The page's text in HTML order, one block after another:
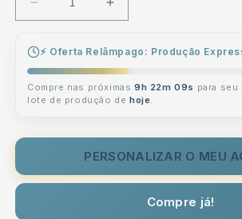
Diminuir
a
quantidade
de
Samba
Canção
Vermelho
e
Aumentar
a
de
Samba
Canção
Vermelho
Fotos
e
Corações
Presente
⚡ Oferta Relâmpago: Produção
Compre nas próximas 9h 22m 09s para
lote de produção de hoje.
PERSONALIZAR O MEU
Compre já!